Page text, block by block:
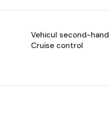
Vehicul second-hand
Cruise control